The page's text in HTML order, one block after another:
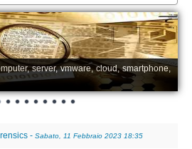
Tablet,Cell.
server, vmware, cloud, smartphone,
danneggiato posso recuperare i dati anche